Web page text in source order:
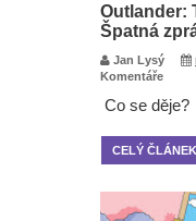
Outlander:
Špatná
Jan Lysý
Komentáře
Co se děje?
CELÝ ČLÁNEK